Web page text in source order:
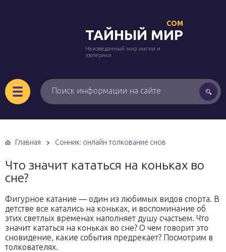
ТАЙНЫЙ МИР
COM
Неизведанный мир магии и
эзотерики
Главная Сонник: онлайн толкование снов
Что значит кататься на коньках во
сне?
Фигурное катание — один из любимых видов спорта. В
детстве все катались на коньках, и воспоминание об
этих светлых временах наполняет душу счастьем. Что
значит кататься на коньках во сне? О чем говорит это
сновидение, какие события предрекает? Посмотрим в
толкователях.